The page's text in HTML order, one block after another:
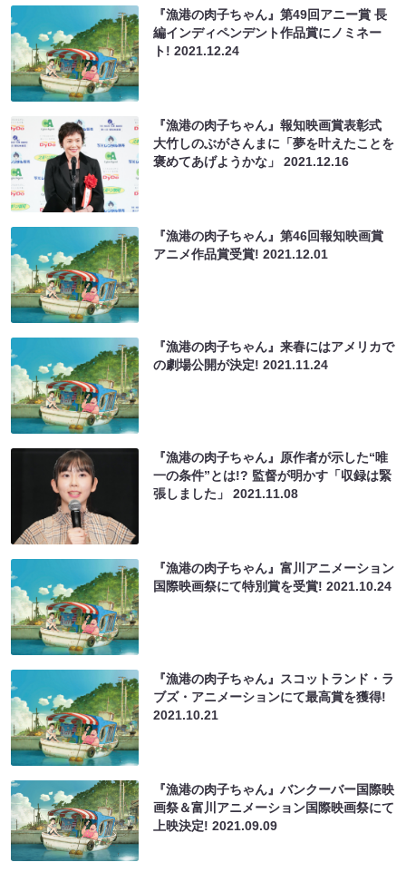
『漁港の肉子ちゃん』第49回アニー賞 長
編インディペンデント作品賞にノミネー
ト!2021.12.24
『漁港の肉子ちゃん』報知映画賞表彰式
大竹しのぶがさんまに「夢を叶えたことを
褒めてあげようかな」2021.12.16
『漁港の肉子ちゃん』第46回報知映画賞
アニメ作品賞受賞!2021.12.01
『漁港の肉子ちゃん』来春にはアメリカで
の劇場公開が決定!2021.11.24
『漁港の肉子ちゃん』原作者が示した“唯
一の条件”とは!? 監督が明かす「収録は緊
張しました」2021.11.08
『漁港の肉子ちゃん』富川アニメーション
国際映画祭にて特別賞を受賞!2021.10.24
『漁港の肉子ちゃん』スコットランド・ラ
ブズ・アニメーションにて最高賞を獲得!
2021.10.21
『漁港の肉子ちゃん』バンクーバー国際映
画祭＆富川アニメーション国際映画祭にて
上映決定!2021.09.09